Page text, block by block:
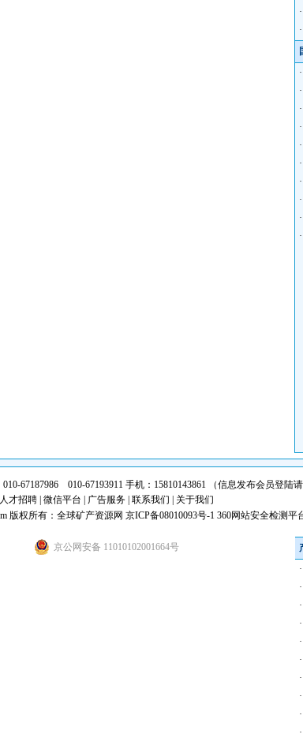
·
·
·
·
·
·
·
·
·
·
·
·
·
·
·
·
·
·
·
·
·
·
67187986 010-67193911 手机：15810143861 （信息发布会员登陆请
人才招聘 微信平台 广告服务 联系我们
关于我们
版权所有：全球矿产资源网 京ICP备08010093号-1 360网站安全检测平
京公网安备 11010102001664号